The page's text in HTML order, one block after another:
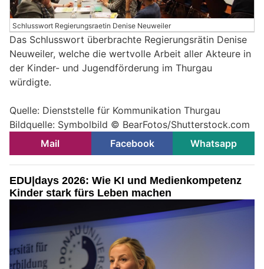
Schlusswort Regierungsraetin Denise Neuweiler
Das Schlusswort überbrachte Regierungsrätin Denise
Neuweiler, welche die wertvolle Arbeit aller Akteure in
der Kinder- und Jugendförderung im Thurgau
würdigte.
Quelle: Dienststelle für Kommunikation Thurgau
Bildquelle: Symbolbild © BearFotos/Shutterstock.com
Mail
Facebook Whatsapp
EDU|days 2026: Wie KI und Medienkompetenz
Kinder stark fürs Leben machen